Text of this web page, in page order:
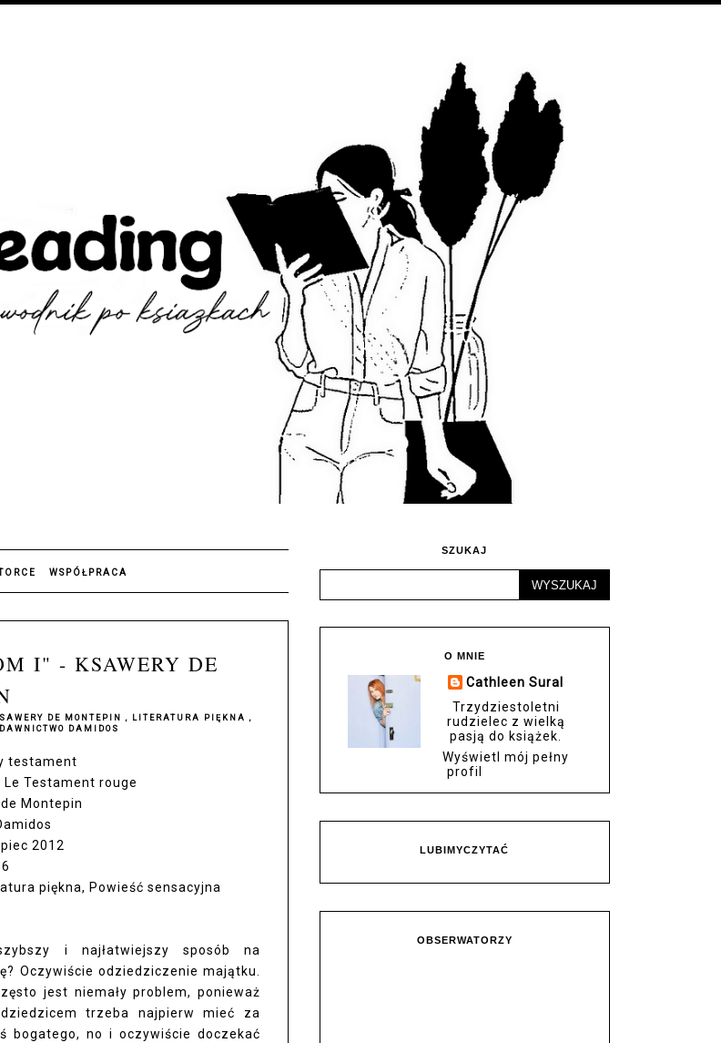
WSPÓŁPRACA
I" - KSAWERY DE
DE MONTEPIN , LITERATURA PIĘKNA ,
DAMIDOS
testament
Le Testament rouge
Montepin
2012
piękna, Powieść sensacyjna
i najłatwiejszy sposób na
Oczywiście odziedziczenie majątku.
jest niemały problem, ponieważ
trzeba najpierw mieć za
bogatego, no i oczywiście doczekać
SZUKAJ
O MNIE
Cathleen Sural
Trzydziestoletni
rudzielec z wielką
pasją do książek.
Wyświetl mój pełny
profil
LUBIMYCZYTAĆ
OBSERWATORZY